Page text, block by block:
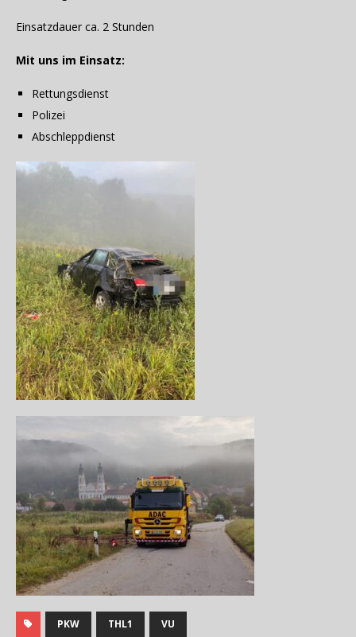
Einsatzdauer ca. 2 Stunden
Mit uns im Einsatz:
Rettungsdienst
Polizei
Abschleppdienst
PKW THL1 VU